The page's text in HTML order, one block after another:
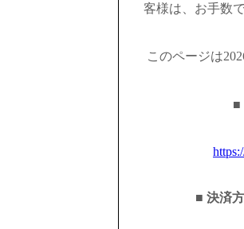
客様は、お手数
このページは
■
■ 決済